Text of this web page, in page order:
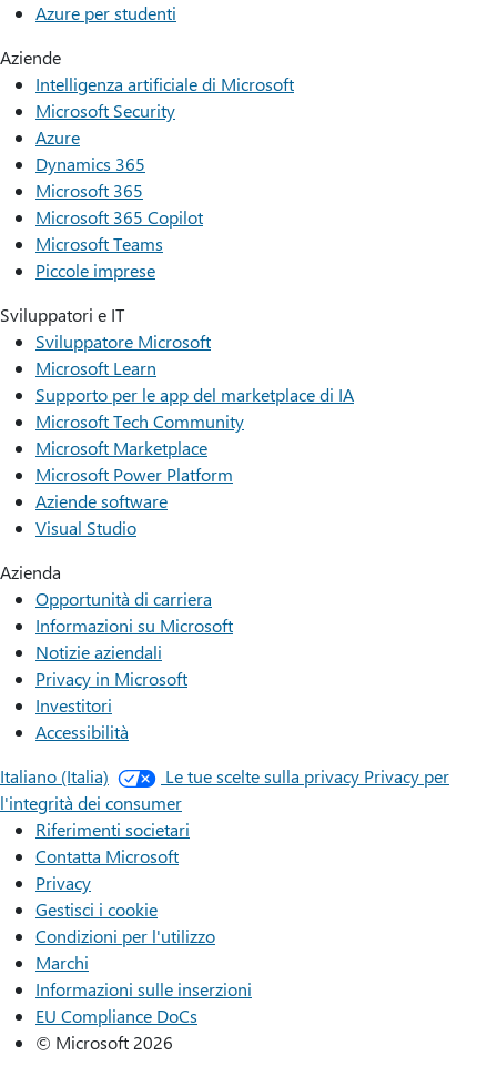
Azure per studenti
Aziende
Intelligenza artificiale di Microsoft
Microsoft Security
Azure
Dynamics 365
Microsoft 365
Microsoft 365 Copilot
Microsoft Teams
Piccole imprese
Sviluppatori e IT
Sviluppatore Microsoft
Microsoft Learn
Supporto per le app del marketplace di IA
Microsoft Tech Community
Microsoft Marketplace
Microsoft Power Platform
Aziende software
Visual Studio
Azienda
Opportunità di carriera
Informazioni su Microsoft
Notizie aziendali
Privacy in Microsoft
Investitori
Accessibilità
Italiano (Italia)
Le tue scelte sulla privacy Privacy per
l'integrità dei consumer
Riferimenti societari
Contatta Microsoft
Privacy
Gestisci i cookie
Condizioni per l'utilizzo
Marchi
Informazioni sulle inserzioni
EU Compliance DoCs
© Microsoft 2026